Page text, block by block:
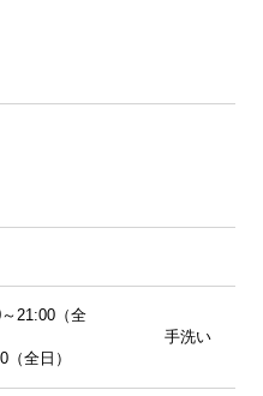
21:00（全
洗い
全日）